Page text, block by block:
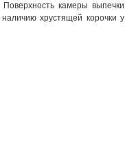
камеры выпечки
хрустящей корочки у